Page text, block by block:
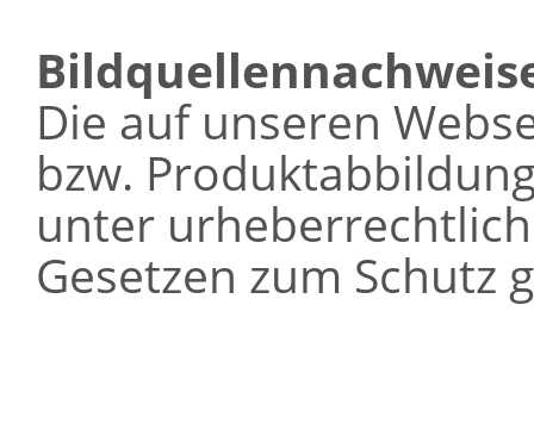
Die auf unseren
bzw.
unter
Gesetzen zum Schutz